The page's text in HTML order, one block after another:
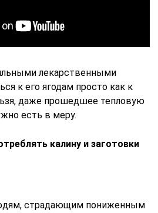
лекарственными
к его ягодам просто как к
даже прошедшее тепловую
есть в меру.
калину и заготовки
страдающим пониженным